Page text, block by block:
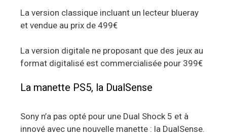
La version classique incluant un lecteur blueray
et vendue au prix de 499€
La version digitale ne proposant que des jeux au
format digitalisé est commercialisée pour 399€
La manette PS5, la DualSense
Sony n’a pas opté pour une Dual Shock 5 et à
innové avec une nouvelle manette : la DualSense.